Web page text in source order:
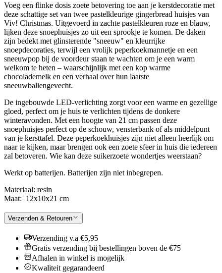
Voeg een flinke dosis zoete betovering toe aan je kerstdecoratie met
deze schattige set van twee pastelkleurige gingerbread huisjes van
Viv! Christmas. Uitgevoerd in zachte pastelkleuren roze en blauw,
lijken deze snoephuisjes zo uit een sprookje te komen. De daken
zijn bedekt met glinsterende "sneeuw" en kleurrijke
snoepdecoraties, terwijl een vrolijk peperkoekmannetje en een
sneeuwpop bij de voordeur staan te wachten om je een warm
welkom te heten – waarschijnlijk met een kop warme
chocolademelk en een verhaal over hun laatste
sneeuwballengevecht.
De ingebouwde LED-verlichting zorgt voor een warme en gezellige
gloed, perfect om je huis te verlichten tijdens de donkere
winteravonden. Met een hoogte van 21 cm passen deze
snoephuisjes perfect op de schouw, vensterbank of als middelpunt
van je kersttafel. Deze peperkoekhuisjes zijn niet alleen heerlijk om
naar te kijken, maar brengen ook een zoete sfeer in huis die iedereen
zal betoveren. Wie kan deze suikerzoete wondertjes weerstaan?
Werkt op batterijen. Batterijen zijn niet inbegrepen.
Materiaal: resin
Maat: 12x10x21 cm
Verzenden & Retouren
Verzending v.a €5,95
Gratis verzending bij bestellingen boven de €75
Afhalen in winkel is mogelijk
Kwaliteit gegarandeerd